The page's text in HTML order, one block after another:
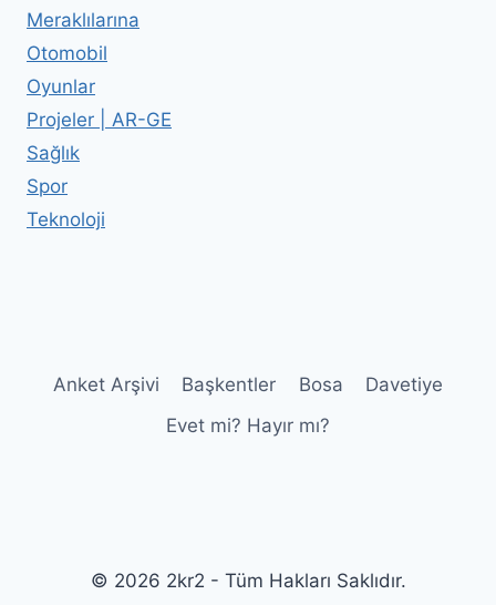
Meraklılarına
Otomobil
Oyunlar
Projeler | AR-GE
Sağlık
Spor
Teknoloji
Anket Arşivi Başkentler Bosa
Davetiye
Evet mi? Hayır mı?
© 2026 2kr2 - Tüm Hakları Saklıdır.